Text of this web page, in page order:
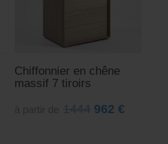
Chiffonnier en chêne
massif 7 tiroirs
1444 962 €